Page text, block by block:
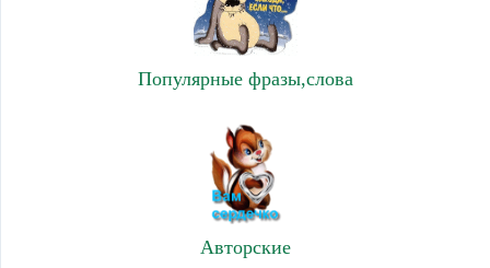
Популярные фразы,слова
Авторские